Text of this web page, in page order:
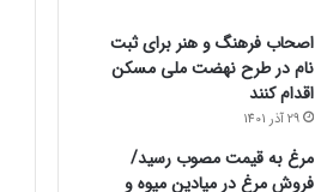
اصحاب فرهنگ و هنر برای ثبت
نام در طرح نهضت ملی مسکن
اقدام کنند
29 آذر 1401
مرغ به قیمت مصوب رسید/
فروش مرغ در میادین میوه و